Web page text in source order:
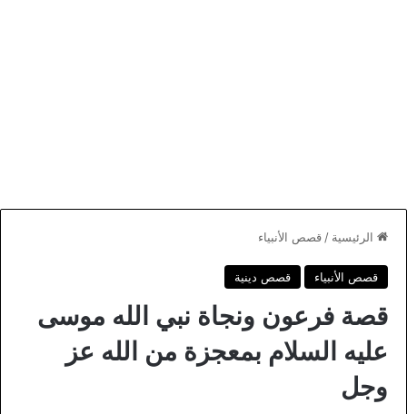
الرئيسية / قصص الأنبياء
قصص الأنبياء قصص دينية
قصة فرعون ونجاة نبي الله موسى
عليه السلام بمعجزة من الله عز
وجل